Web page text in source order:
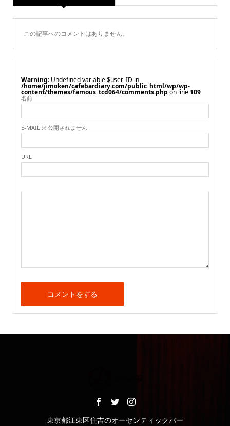
この記事へのコメントはありません。
Warning : Undefined variable $user_ID in
/home/jimoken/cafebardiary.com/public_html/wp/wp-
content/themes/famous_tcd064/comments.php on line109
名前
E-MAIL ※ 公開されません
URL
東京都江東区住吉のオーセンティックバー